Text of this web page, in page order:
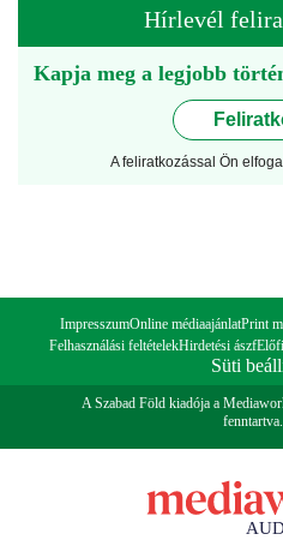
Hírlevél
Kapja meg a legjobb
A feliratkozással Ön
ImpresszumOnline médiaajánlatPrint
Felhasználási feltételekHirdetési ászf
Süti
A Szabad Föld kiadója a